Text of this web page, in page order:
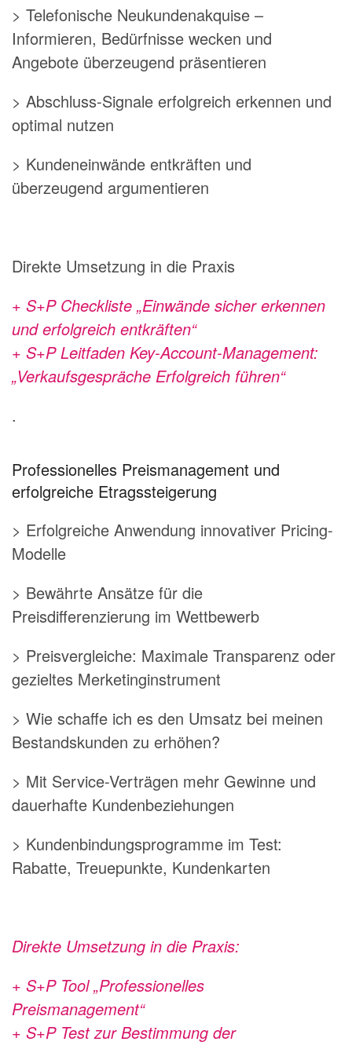
> Telefonische Neukundenakquise –
Informieren, Bedürfnisse wecken und
Angebote überzeugend präsentieren
> Abschluss-Signale erfolgreich erkennen und
optimal nutzen
> Kundeneinwände entkräften und
überzeugend argumentieren
Direkte Umsetzung in die Praxis
+ S+P Checkliste „Einwände sicher erkennen
und erfolgreich entkräften“
+ S+P Leitfaden Key-Account-Management:
„Verkaufsgespräche Erfolgreich führen“
.
Professionelles Preismanagement und
erfolgreiche Etragssteigerung
> Erfolgreiche Anwendung innovativer Pricing-
Modelle
> Bewährte Ansätze für die
Preisdifferenzierung im Wettbewerb
> Preisvergleiche: Maximale Transparenz oder
gezieltes Merketinginstrument
> Wie schaffe ich es den Umsatz bei meinen
Bestandskunden zu erhöhen?
> Mit Service-Verträgen mehr Gewinne und
dauerhafte Kundenbeziehungen
> Kundenbindungsprogramme im Test:
Rabatte, Treuepunkte, Kundenkarten
Direkte Umsetzung in die Praxis:
+ S+P Tool „Professionelles
Preismanagement“
+ S+P Test zur Bestimmung der